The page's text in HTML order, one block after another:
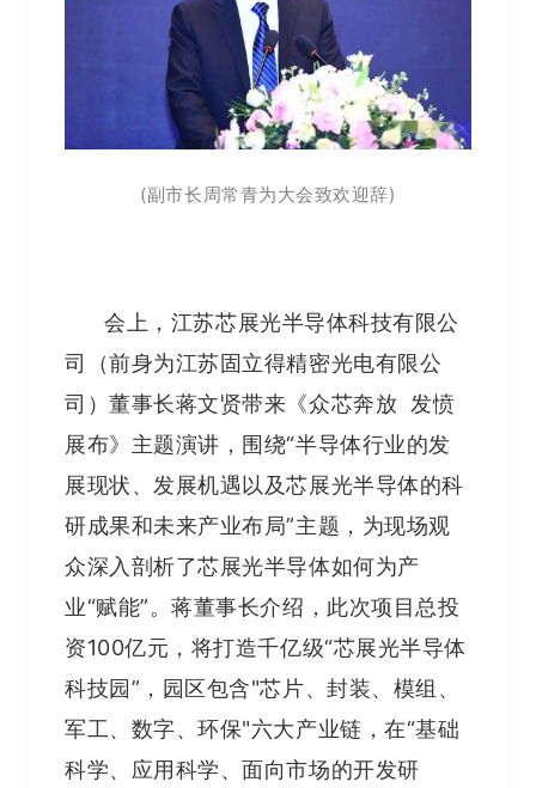
(副市长 周常青为大会致欢迎辞)
会上，江苏芯展光半导体科技有限公
司（前身为江苏固立得精密光电有限公
司）董事长蒋文贤带来《众芯奔放 发愤
展布》主题演讲，围绕“半导体行业的发
展现状、发展机遇以及芯展光半导体的科
研成果和未来产业布局”主题，为现场观
众深入剖析了芯展光半导体如何为产
业“赋能”。蒋董事长介绍，此次项目总投
资100亿元，将打造千亿级“芯展光半导体
科技园”，园区包含"芯片、封装、模组、
军工、数字、环保"六大产业链，在“基础
科学、应用科学、面向市场的开发研